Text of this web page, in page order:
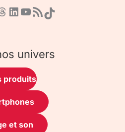
univers
produits
et son